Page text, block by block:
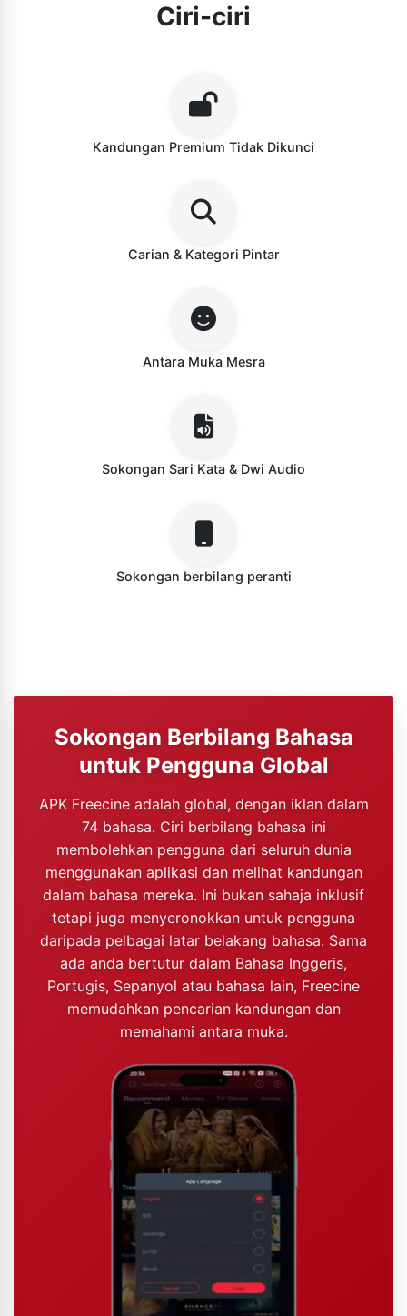
Ciri-ciri
Kandungan Premium Tidak Dikunci
Carian & Kategori Pintar
Antara Muka Mesra
Sokongan Sari Kata & Dwi Audio
Sokongan berbilang peranti
Sokongan Berbilang Bahasa
untuk Pengguna Global
APK Freecine adalah global, dengan iklan dalam
74 bahasa. Ciri berbilang bahasa ini
membolehkan pengguna dari seluruh dunia
menggunakan aplikasi dan melihat kandungan
dalam bahasa mereka. Ini bukan sahaja inklusif
tetapi juga menyeronokkan untuk pengguna
daripada pelbagai latar belakang bahasa. Sama
ada anda bertutur dalam Bahasa Inggeris,
Portugis, Sepanyol atau bahasa lain, Freecine
memudahkan pencarian kandungan dan
memahami antara muka.